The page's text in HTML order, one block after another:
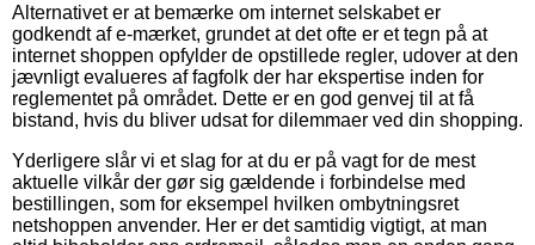
Alternativet er at bemærke om internet selskabet er
godkendt af e-mærket, grundet at det ofte er et tegn på at
internet shoppen opfylder de opstillede regler, udover at den
jævnligt evalueres af fagfolk der har ekspertise inden for
reglementet på området. Dette er en god genvej til at få
bistand, hvis du bliver udsat for dilemmaer ved din shopping.
Yderligere slår vi et slag for at du er på vagt for de mest
aktuelle vilkår der gør sig gældende i forbindelse med
bestillingen, som for eksempel hvilken ombytningsret
netshoppen anvender. Her er det samtidig vigtigt, at man